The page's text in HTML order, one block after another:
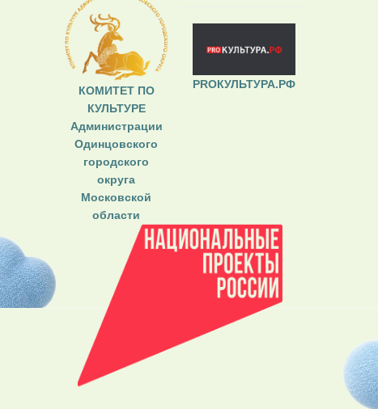
КОМИТЕТ ПО
КУЛЬТУРЕ
Администрации
Одинцовского
городского
округа
Московской
области
PROКУЛЬТУРА.РФ